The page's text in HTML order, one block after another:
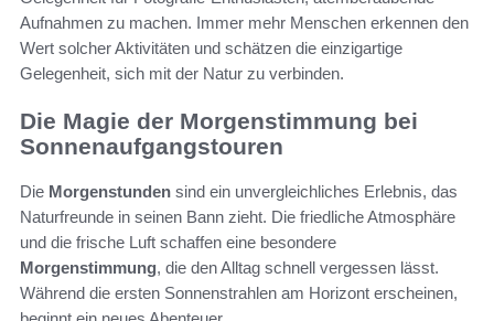
Aufnahmen zu machen. Immer mehr Menschen erkennen den
Wert solcher Aktivitäten und schätzen die einzigartige
Gelegenheit, sich mit der Natur zu verbinden.
Die Magie der Morgenstimmung bei
Sonnenaufgangstouren
Die Morgenstunden sind ein unvergleichliches Erlebnis, das
Naturfreunde in seinen Bann zieht. Die friedliche Atmosphäre
und die frische Luft schaffen eine besondere
Morgenstimmung, die den Alltag schnell vergessen lässt.
Während die ersten Sonnenstrahlen am Horizont erscheinen,